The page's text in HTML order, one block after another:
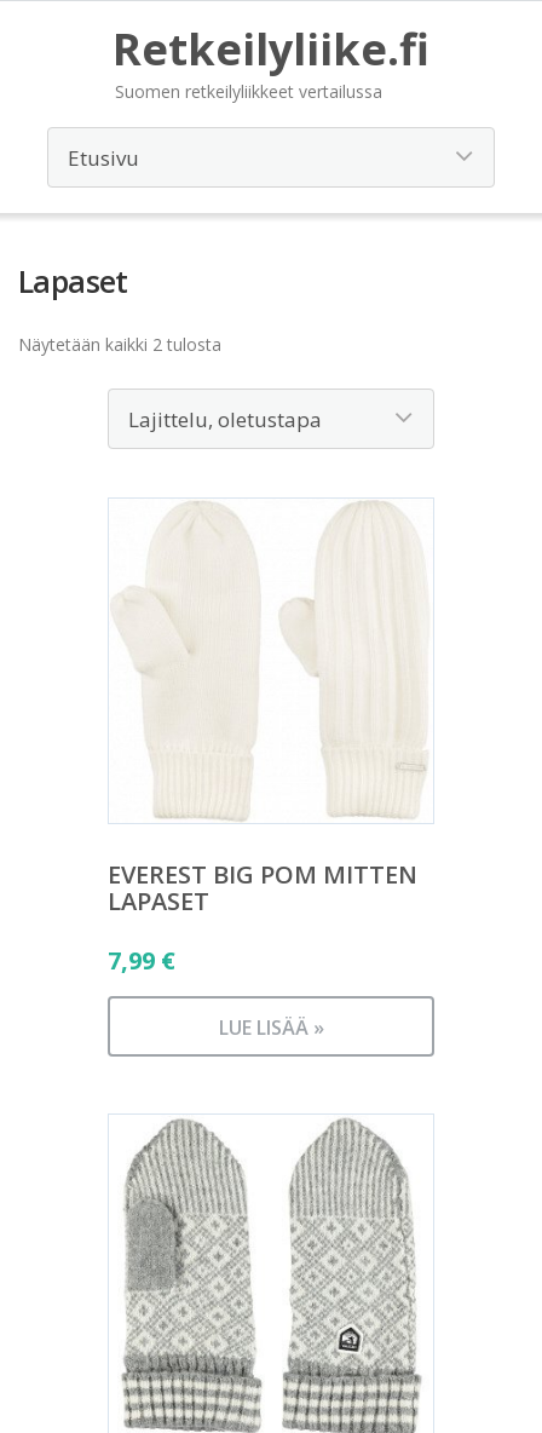
Retkeilyliike.fi
Suomen retkeilyliikkeet vertailussa
Lapaset
Näytetään kaikki 2 tulosta
EVEREST BIG POM MITTEN
LAPASET
7,99 €
LUE LISÄÄ »